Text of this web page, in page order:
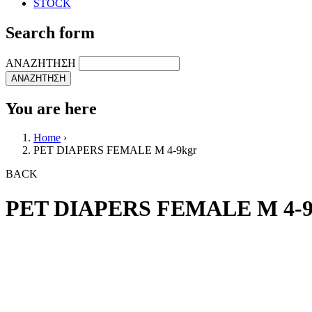
STOCK
Search form
ΑΝΑΖΗΤΗΣΗ
You are here
Home ›
PET DIAPERS FEMALE M 4-9kgr
BACK
PET DIAPERS FEMALE M 4-